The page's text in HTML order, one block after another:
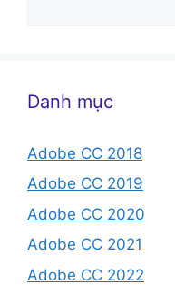
Danh mục
Adobe CC 2018
Adobe CC 2019
Adobe CC 2020
Adobe CC 2021
Adobe CC 2022